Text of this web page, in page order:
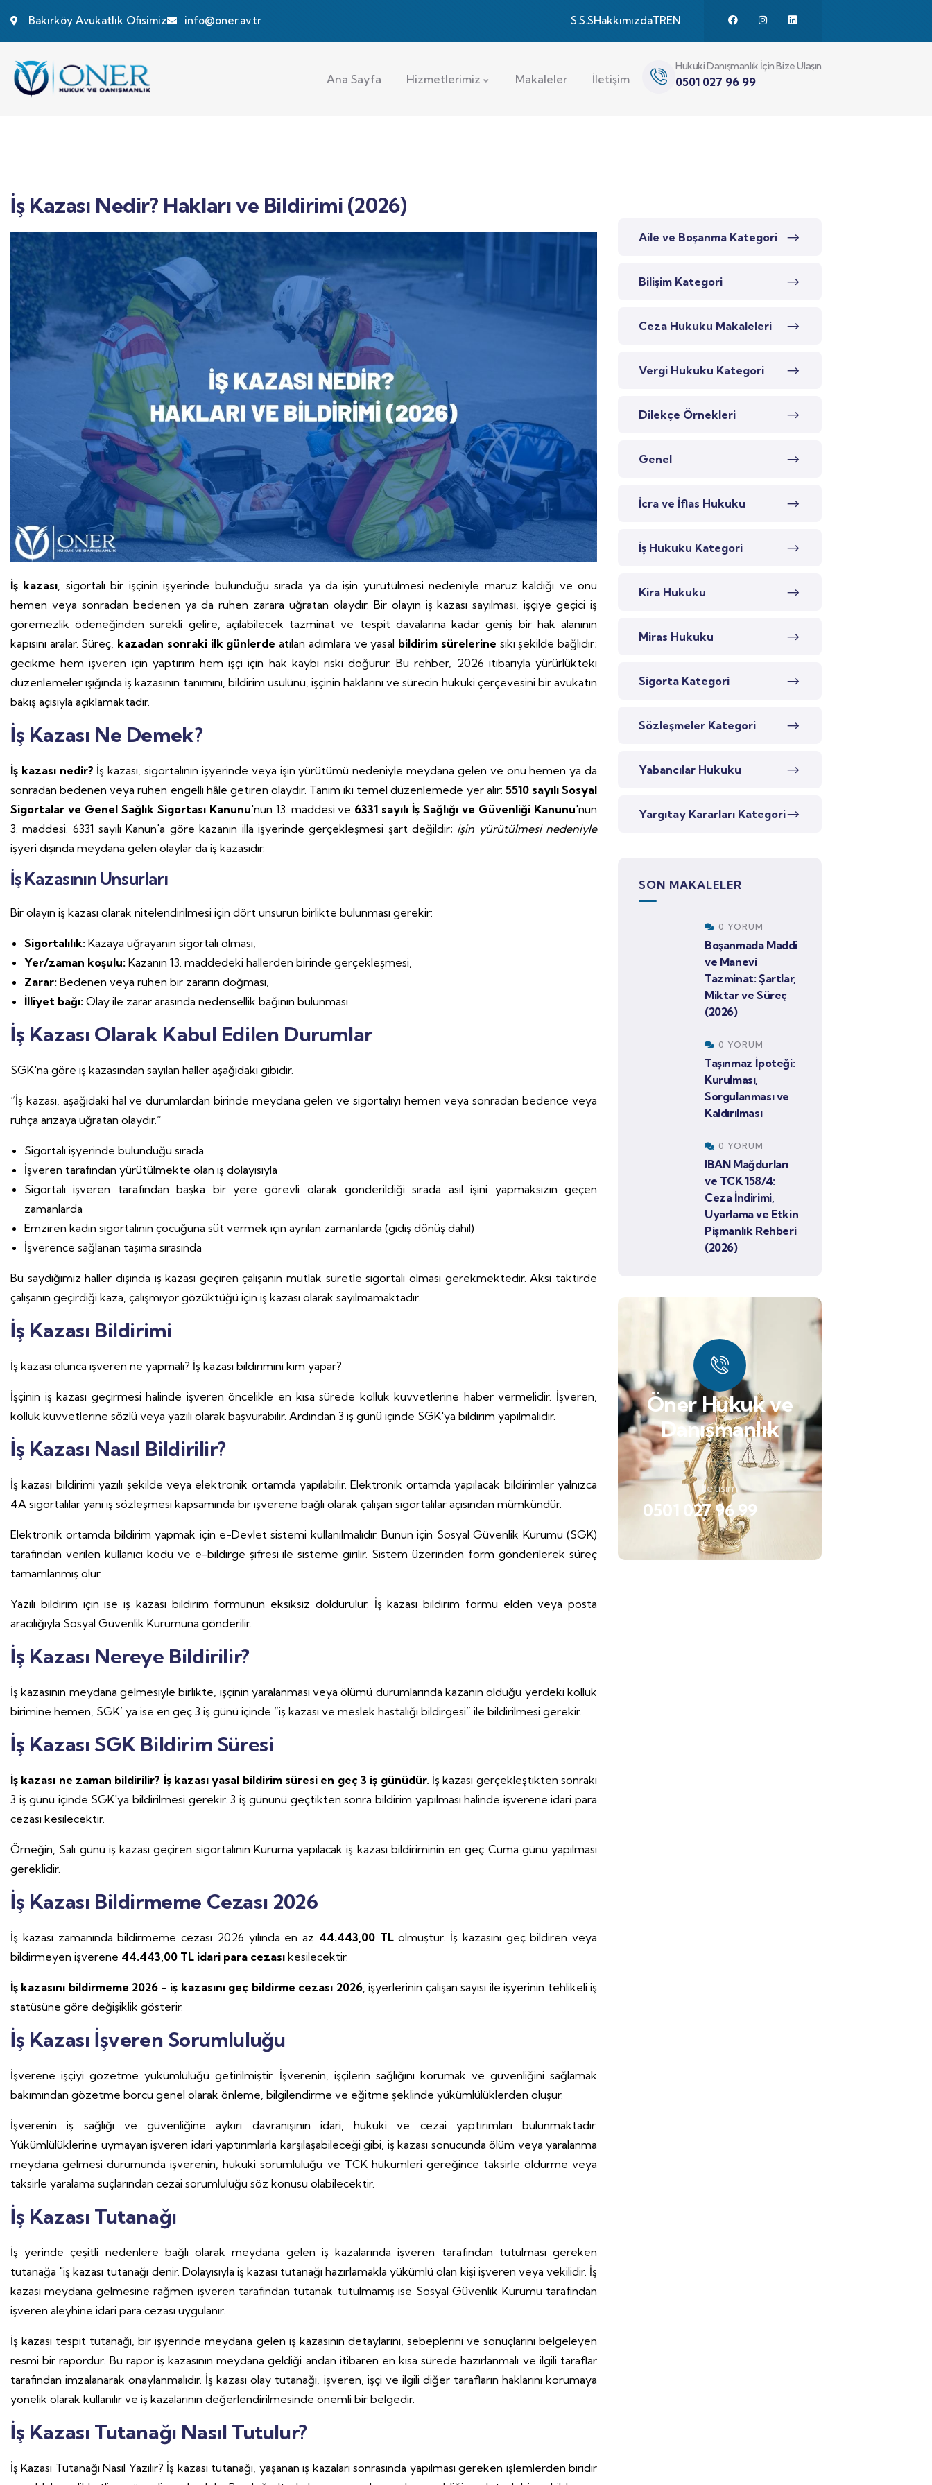
Bakırköy Avukatlık Ofisimiz info@oner.av.tr S.S.SHakkımızdaTREN
Ana Sayfa Hizmetlerimiz Makaleler İletişim
Hukuki Danışmanlık İçin Bize Ulaşın
0501 027 96 99
İş Kazası Nedir? Hakları ve Bildirimi (2026)
İş kazası , sigortalı bir işçinin işyerinde bulunduğu sırada ya da işin yürütülmesi nedeniyle maruz kaldığı ve onu
hemen veya sonradan bedenen ya da ruhen zarara uğratan olaydır. Bir olayın iş kazası sayılması, işçiye geçici iş
göremezlik ödeneğinden sürekli gelire, açılabilecek tazminat ve tespit davalarına kadar geniş bir hak alanının
kapısını aralar. Süreç, kazadan sonraki ilk günlerde atılan adımlara ve yasal bildirim sürelerine sıkı şekilde bağlıdır;
gecikme hem işveren için yaptırım hem işçi için hak kaybı riski doğurur. Bu rehber, 2026 itibarıyla yürürlükteki
düzenlemeler ışığında iş kazasının tanımını, bildirim usulünü, işçinin haklarını ve sürecin hukuki çerçevesini bir avukatın
bakış açısıyla açıklamaktadır.
İş Kazası Ne Demek?
İş kazası nedir? İş kazası, sigortalının işyerinde veya işin yürütümü nedeniyle meydana gelen ve onu hemen ya da
sonradan bedenen veya ruhen engelli hâle getiren olaydır. Tanım iki temel düzenlemede yer alır: 5510 sayılı Sosyal
Sigortalar ve Genel Sağlık Sigortası Kanunu'nun 13. maddesi ve 6331 sayılı İş Sağlığı ve Güvenliği Kanunu'nun
3. maddesi. 6331 sayılı Kanun'a göre kazanın illa işyerinde gerçekleşmesi şart değildir; işin yürütülmesi nedeniyle
işyeri dışında meydana gelen olaylar da iş kazasıdır.
İş Kazasının Unsurları
Bir olayın iş kazası olarak nitelendirilmesi için dört unsurun birlikte bulunması gerekir:
Sigortalılık: Kazaya uğrayanın sigortalı olması,
Yer/zaman koşulu: Kazanın 13. maddedeki hallerden birinde gerçekleşmesi,
Zarar: Bedenen veya ruhen bir zararın doğması,
İlliyet bağı: Olay ile zarar arasında nedensellik bağının bulunması.
İş Kazası Olarak Kabul Edilen Durumlar
SGK'na göre iş kazasından sayılan haller aşağıdaki gibidir.
“İş kazası, aşağıdaki hal ve durumlardan birinde meydana gelen ve sigortalıyı hemen veya sonradan bedence veya
ruhça arızaya uğratan olaydır.”
Sigortalı işyerinde bulunduğu sırada
İşveren tarafından yürütülmekte olan iş dolayısıyla
Sigortalı işveren tarafından başka bir yere görevli olarak gönderildiği sırada asıl işini yapmaksızın geçen
zamanlarda
Emziren kadın sigortalının çocuğuna süt vermek için ayrılan zamanlarda (gidiş dönüş dahil)
İşverence sağlanan taşıma sırasında
Bu saydığımız haller dışında iş kazası geçiren çalışanın mutlak suretle sigortalı olması gerekmektedir. Aksi taktirde
çalışanın geçirdiği kaza, çalışmıyor gözüktüğü için iş kazası olarak sayılmamaktadır.
İş Kazası Bildirimi
İş kazası olunca işveren ne yapmalı? İş kazası bildirimini kim yapar?
İşçinin iş kazası geçirmesi halinde işveren öncelikle en kısa sürede kolluk kuvvetlerine haber vermelidir. İşveren,
kolluk kuvvetlerine sözlü veya yazılı olarak başvurabilir. Ardından 3 iş günü içinde SGK'ya bildirim yapılmalıdır.
İş Kazası Nasıl Bildirilir?
İş kazası bildirimi yazılı şekilde veya elektronik ortamda yapılabilir. Elektronik ortamda yapılacak bildirimler yalnızca
4A sigortalılar yani iş sözleşmesi kapsamında bir işverene bağlı olarak çalışan sigortalılar açısından mümkündür.
Elektronik ortamda bildirim yapmak için e-Devlet sistemi kullanılmalıdır. Bunun için Sosyal Güvenlik Kurumu (SGK)
tarafından verilen kullanıcı kodu ve e-bildirge şifresi ile sisteme girilir. Sistem üzerinden form gönderilerek süreç
tamamlanmış olur.
Yazılı bildirim için ise iş kazası bildirim formunun eksiksiz doldurulur. İş kazası bildirim formu elden veya posta
aracılığıyla Sosyal Güvenlik Kurumuna gönderilir.
İş Kazası Nereye Bildirilir?
İş kazasının meydana gelmesiyle birlikte, işçinin yaralanması veya ölümü durumlarında kazanın olduğu yerdeki kolluk
birimine hemen, SGK’ ya ise en geç 3 iş günü içinde “iş kazası ve meslek hastalığı bildirgesi” ile bildirilmesi gerekir.
İş Kazası SGK Bildirim Süresi
İş kazası ne zaman bildirilir? İş kazası yasal bildirim süresi en geç 3 iş günüdür.İş kazası gerçekleştikten sonraki
3 iş günü içinde SGK'ya bildirilmesi gerekir. 3 iş gününü geçtikten sonra bildirim yapılması halinde işverene idari para
cezası kesilecektir.
Örneğin, Salı günü iş kazası geçiren sigortalının Kuruma yapılacak iş kazası bildiriminin en geç Cuma günü yapılması
gereklidir.
İş Kazası Bildirmeme Cezası 2026
İş kazası zamanında bildirmeme cezası 2026 yılında en az 44.443,00 TLolmuştur. İş kazasını geç bildiren veya
bildirmeyen işverene 44.443,00 TL idari para cezası kesilecektir.
İş kazasını bildirmeme 2026 - iş kazasını geç bildirme cezası 2026, işyerlerinin çalışan sayısı ile işyerinin tehlikeli iş
statüsüne göre değişiklik gösterir.
İş Kazası İşveren Sorumluluğu
İşverene işçiyi gözetme yükümlülüğü getirilmiştir. İşverenin, işçilerin sağlığını korumak ve güvenliğini sağlamak
bakımından gözetme borcu genel olarak önleme, bilgilendirme ve eğitme şeklinde yükümlülüklerden oluşur.
İşverenin iş sağlığı ve güvenliğine aykırı davranışının idari, hukuki ve cezai yaptırımları bulunmaktadır.
Yükümlülüklerine uymayan işveren idari yaptırımlarla karşılaşabileceği gibi, iş kazası sonucunda ölüm veya yaralanma
meydana gelmesi durumunda işverenin, hukuki sorumluluğu ve TCK hükümleri gereğince taksirle öldürme veya
taksirle yaralama suçlarından cezai sorumluluğu söz konusu olabilecektir.
İş Kazası Tutanağı
İş yerinde çeşitli nedenlere bağlı olarak meydana gelen iş kazalarında işveren tarafından tutulması gereken
tutanağa "iş kazası tutanağı denir. Dolayısıyla iş kazası tutanağı hazırlamakla yükümlü olan kişi işveren veya vekilidir. İş
kazası meydana gelmesine rağmen işveren tarafından tutanak tutulmamış ise Sosyal Güvenlik Kurumu tarafından
işveren aleyhine idari para cezası uygulanır.
İş kazası tespit tutanağı, bir işyerinde meydana gelen iş kazasının detaylarını, sebeplerini ve sonuçlarını belgeleyen
resmi bir rapordur. Bu rapor iş kazasının meydana geldiği andan itibaren en kısa sürede hazırlanmalı ve ilgili taraflar
tarafından imzalanarak onaylanmalıdır. İş kazası olay tutanağı, işveren, işçi ve ilgili diğer tarafların haklarını korumaya
yönelik olarak kullanılır ve iş kazalarının değerlendirilmesinde önemli bir belgedir.
İş Kazası Tutanağı Nasıl Tutulur?
İş Kazası Tutanağı Nasıl Yazılır? İş kazası tutanağı, yaşanan iş kazaları sonrasında yapılması gereken işlemlerden biridir
Aile ve Boşanma Kategori
Bilişim Kategori
Ceza Hukuku Makaleleri
Vergi Hukuku Kategori
Dilekçe Örnekleri
Genel
İcra ve İflas Hukuku
İş Hukuku Kategori
Kira Hukuku
Miras Hukuku
Sigorta Kategori
Sözleşmeler Kategori
Yabancılar Hukuku
Yargıtay Kararları Kategori
SON MAKALELER
0 YORUM
Boşanmada Maddi
ve Manevi
Tazminat: Şartlar,
Miktar ve Süreç
(2026)
0 YORUM
Taşınmaz İpoteği:
Kurulması,
Sorgulanması ve
Kaldırılması
0 YORUM
IBAN Mağdurları
ve TCK 158/4:
Ceza İndirimi,
Uyarlama ve Etkin
Pişmanlık Rehberi
(2026)
Öner Hukuk ve
Danışmanlık
İletişim
0501 027 96 99